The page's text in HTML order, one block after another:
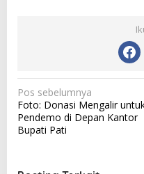
N
a
v
Pos sebelumnya
Foto: Donasi Mengalir
Pendemo di Depan Kantor
Bupati Pati